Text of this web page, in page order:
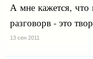
А мне кажется, что
разговорв - это
13 сен 2011